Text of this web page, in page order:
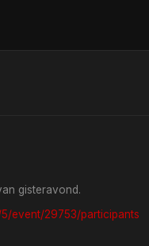
gisteravond.
event/29753/participants